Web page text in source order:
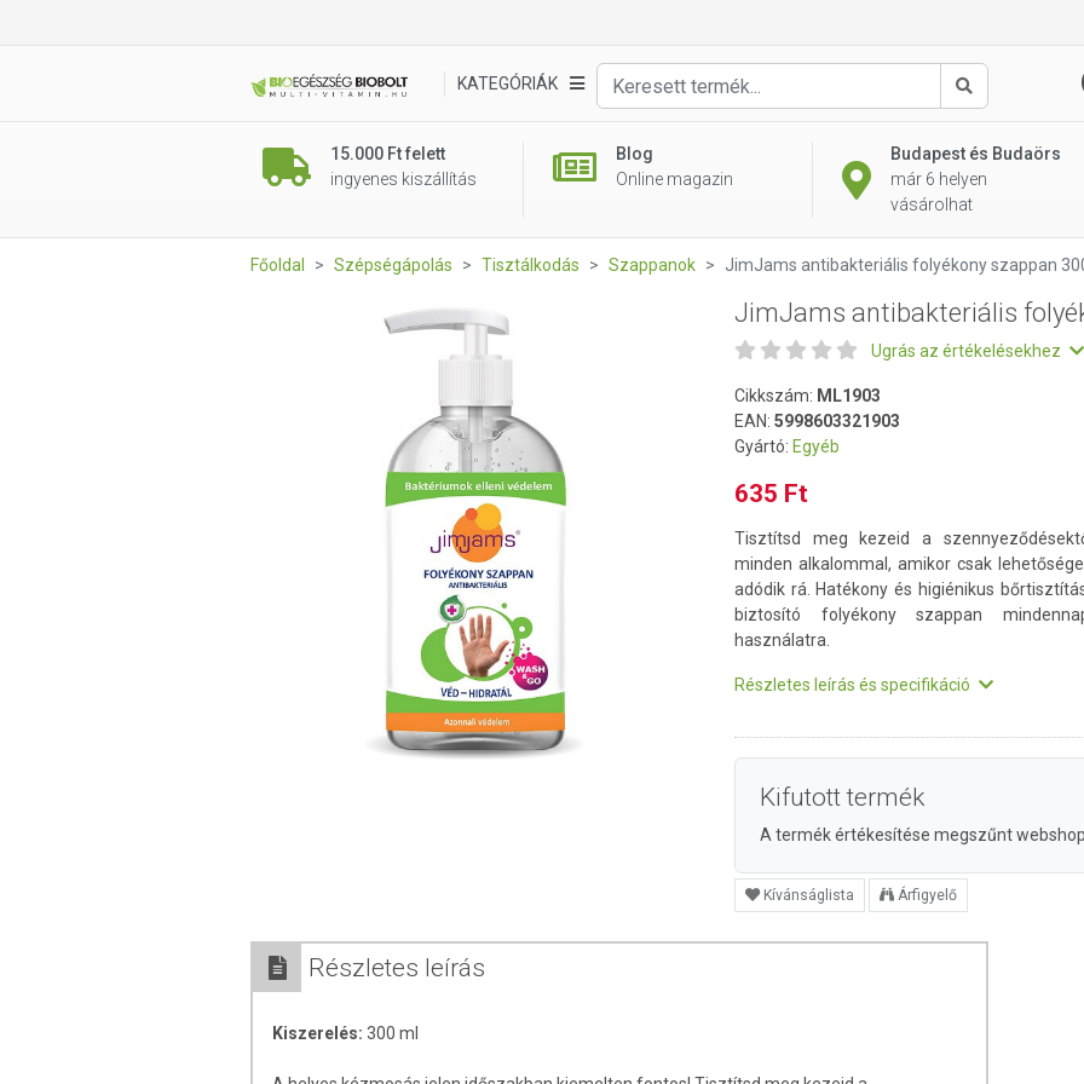
KATEGÓRIÁK
Keresés
15.000 Ft felett
ingyenes kiszállítás
Blog
Online magazin
Budapest és Budaörs
már 6 helyen
vásárolhat
Főoldal Szépségápolás Tisztálkodás Szappanok JimJams antibakteriális folyékony szappan
JimJams antibakteriális
Ugrás az értékelésekhez
Cikkszám: ML1903
EAN: 5998603321903
Gyártó: Egyéb
635 Ft
Tisztítsd meg kezeid a
minden alkalommal, amikor csak
adódik rá. Hatékony és higiénikus
biztosító folyékony szappan
használatra.
Részletes leírás és specifikáció
Kifutott termék
A termék értékesítése megszűnt
Kívánságlista Árfigyelő
Részletes leírás
Kiszerelés: 300 ml